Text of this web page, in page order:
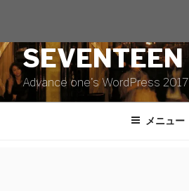
テ
ン
ツ
へ
SEVENTEEN
Advance one's WordPress 2017
メニュー